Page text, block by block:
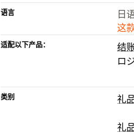
语言
日
这
适配以下产品： 结
ロ
类别 礼
礼